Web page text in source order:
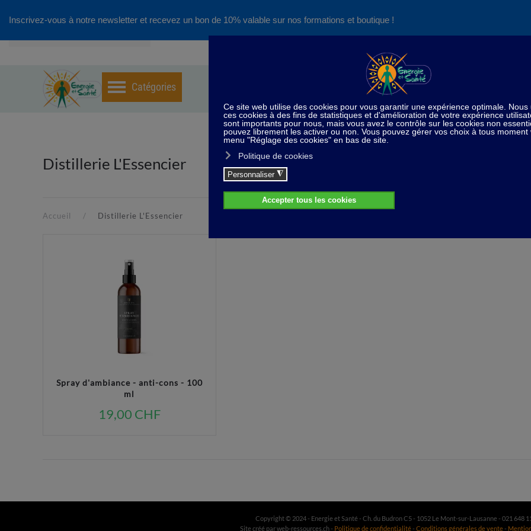
Inscrivez-vous à notre newsletter et recevez un bon de 10% valable sur nos formations et boutique !
Nos produits succès
Découvrez aussi notre site de
consultations et de formations
Distillerie L'Essencier
Accueil Distillerie L'Essencier
Spray d'ambiance - anti-cons - 100
ml
19,00 CHF
Copyright © 2024 - Energie et Santé - Ch. du Budron C5 - 1052 Le Mont-sur-Lausanne - 021 648
Site créé par web-ressources.ch - Politique de confidentialité- Conditions générales de vente-